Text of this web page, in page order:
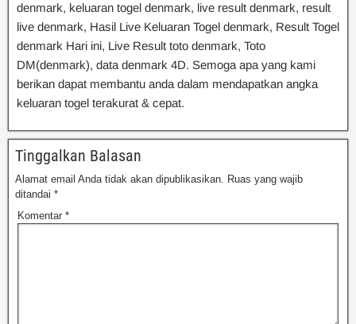
denmark, keluaran togel denmark, live result denmark, result
live denmark, Hasil Live Keluaran Togel denmark, Result Togel
denmark Hari ini, Live Result toto denmark, Toto
DM(denmark), data denmark 4D. Semoga apa yang kami
berikan dapat membantu anda dalam mendapatkan angka
keluaran togel terakurat & cepat.
Tinggalkan Balasan
Alamat email Anda tidak akan dipublikasikan. Ruas yang wajib
ditandai *
Komentar *